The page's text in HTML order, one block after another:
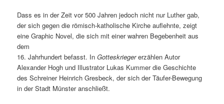
Dass es in der Zeit vor 500 Jahren jedoch nicht nur Luther gab,
der sich gegen die römisch-katholische Kirche auflehnte, zeigt
eine Graphic Novel, die sich mit einer wahren Begebenheit aus
dem
16. Jahrhundert befasst. InGotteskriegererzählen Autor
Alexander Hogh und Illustrator Lukas Kummer die Geschichte
des Schreiner Heinrich Gresbeck, der sich der Täufer-Bewegung
in der Stadt Münster anschließt.